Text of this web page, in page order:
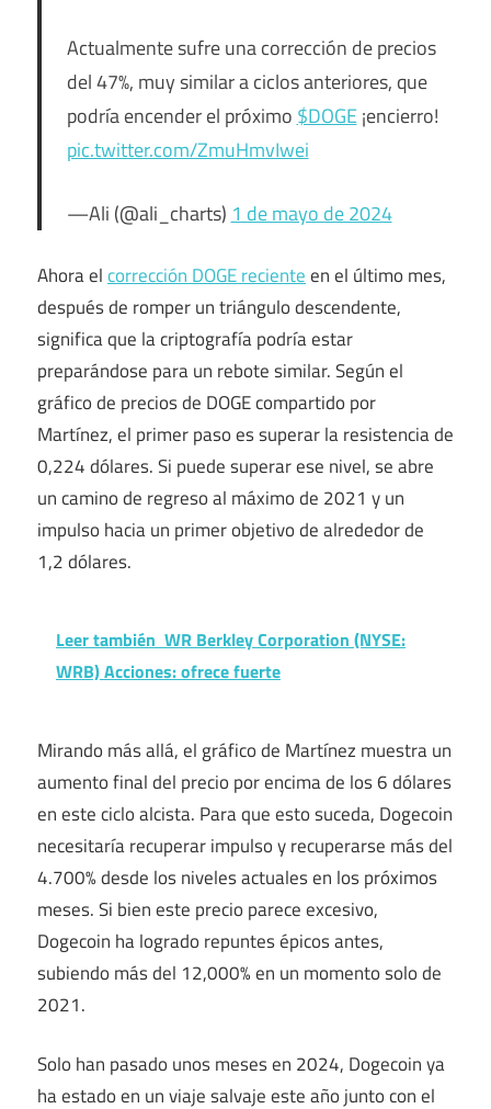
Actualmente sufre una corrección de precios
del 47%, muy similar a ciclos anteriores, que
podría encender el próximo $DOGE ¡encierro!
pic.twitter.com/ZmuHmvIwei
—Ali (@ali_charts) 1 de mayo de 2024
Ahora elcorrección DOGE recienteen el último mes,
después de romper un triángulo descendente,
significa que la criptografía podría estar
preparándose para un rebote similar. Según el
gráfico de precios de DOGE compartido por
Martínez, el primer paso es superar la resistencia de
0,224 dólares. Si puede superar ese nivel, se abre
un camino de regreso al máximo de 2021 y un
impulso hacia un primer objetivo de alrededor de
1,2 dólares.
Leer también WR Berkley Corporation (NYSE:
WRB) Acciones: ofrece fuerte
Mirando más allá, el gráfico de Martínez muestra un
aumento final del precio por encima de los 6 dólares
en este ciclo alcista. Para que esto suceda, Dogecoin
necesitaría recuperar impulso y recuperarse más del
4.700% desde los niveles actuales en los próximos
meses. Si bien este precio parece excesivo,
Dogecoin ha logrado repuntes épicos antes,
subiendo más del 12,000% en un momento solo de
2021.
Solo han pasado unos meses en 2024, Dogecoin ya
ha estado en un viaje salvaje este año junto con el